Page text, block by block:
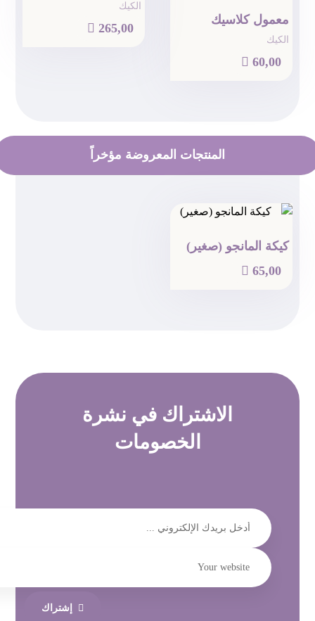
معمول كلاسيك
الكيك
 60,00
الكيك
 265,00
المنتجات المعروضة مؤخراً
كيكة المانجو (صغير)
 65,00
الاشتراك في نشرة
الخصومات
إشتراك